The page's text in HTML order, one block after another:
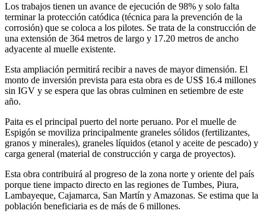
Los trabajos tienen un avance de ejecución de 98% y solo falta
terminar la protección catódica (técnica para la prevención de la
corrosión) que se coloca a los pilotes. Se trata de la construcción de
una extensión de 364 metros de largo y 17.20 metros de ancho
adyacente al muelle existente.
Esta ampliación permitirá recibir a naves de mayor dimensión. El
monto de inversión prevista para esta obra es de US$ 16.4 millones
sin IGV y se espera que las obras culminen en setiembre de este
año.
Paita es el principal puerto del norte peruano. Por el muelle de
Espigón se moviliza principalmente graneles sólidos (fertilizantes,
granos y minerales), graneles líquidos (etanol y aceite de pescado) y
carga general (material de construcción y carga de proyectos).
Esta obra contribuirá al progreso de la zona norte y oriente del país
porque tiene impacto directo en las regiones de Tumbes, Piura,
Lambayeque, Cajamarca, San Martín y Amazonas. Se estima que la
población beneficiaria es de más de 6 millones.